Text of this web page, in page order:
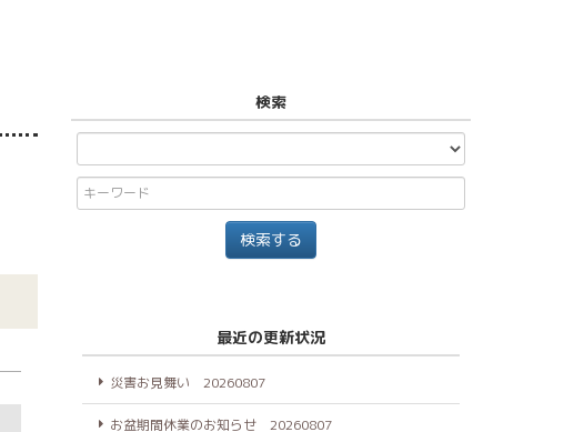
検索
最近の更新状況
災害お見舞い 20260807
お盆期間休業のお知らせ 20260807